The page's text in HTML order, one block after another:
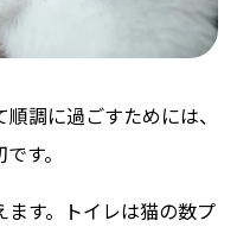
調に過ごすためには、
す。
す。トイレは猫の数プ